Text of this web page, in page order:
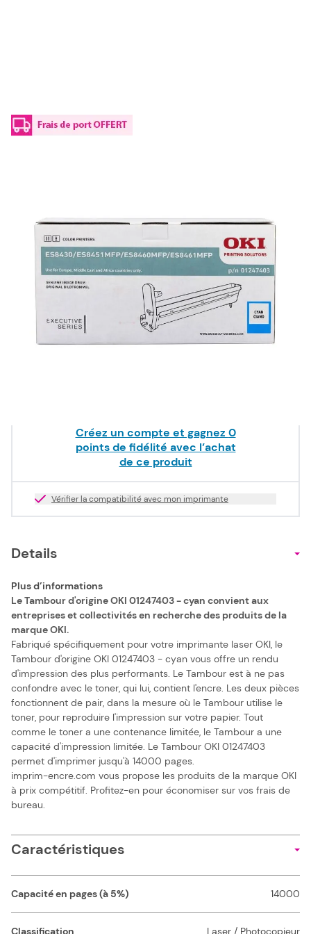
01247403
Capacité en pages (à 5%) :
01247403 OKI - cyan - kit tambour cyan de marque
129,00 €TTC
107,50 €
Créez un compte et gagnez 0
points de fidélité avec l’achat
de ce produit
Vérifier la compatibilité avec mon imprimante
Details
Plus d’informations
Le Tambour d'origine OKI 01247403 - cyan convient aux
entreprises et collectivités en recherche des produits de la
marque OKI.
Fabriqué spécifiquement pour votre imprimante laser OKI, le
Tambour d'origine OKI 01247403 - cyan vous offre un rendu
d'impression des plus performants. Le Tambour est à ne pas
confondre avec le toner, qui lui, contient l'encre. Les deux pièces
fonctionnent de pair, dans la mesure où le Tambour utilise le
toner, pour reproduire l'impression sur votre papier. Tout
comme le toner a une contenance limitée, le Tambour a une
capacité d'impression limitée. Le Tambour OKI 01247403
permet d'imprimer jusqu'à 14000 pages.
imprim-encre.com vous propose les produits de la marque OKI
à prix compétitif. Profitez-en pour économiser sur vos frais de
bureau.
Caractéristiques
Capacité en pages (à 5%) 14000
Classification Laser / Photocopieur